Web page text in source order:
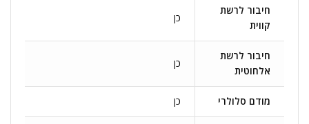
חיבור לרשת
קווית
כן
חיבור לרשת
אלחוטית
כן
מודם סלולרי כן